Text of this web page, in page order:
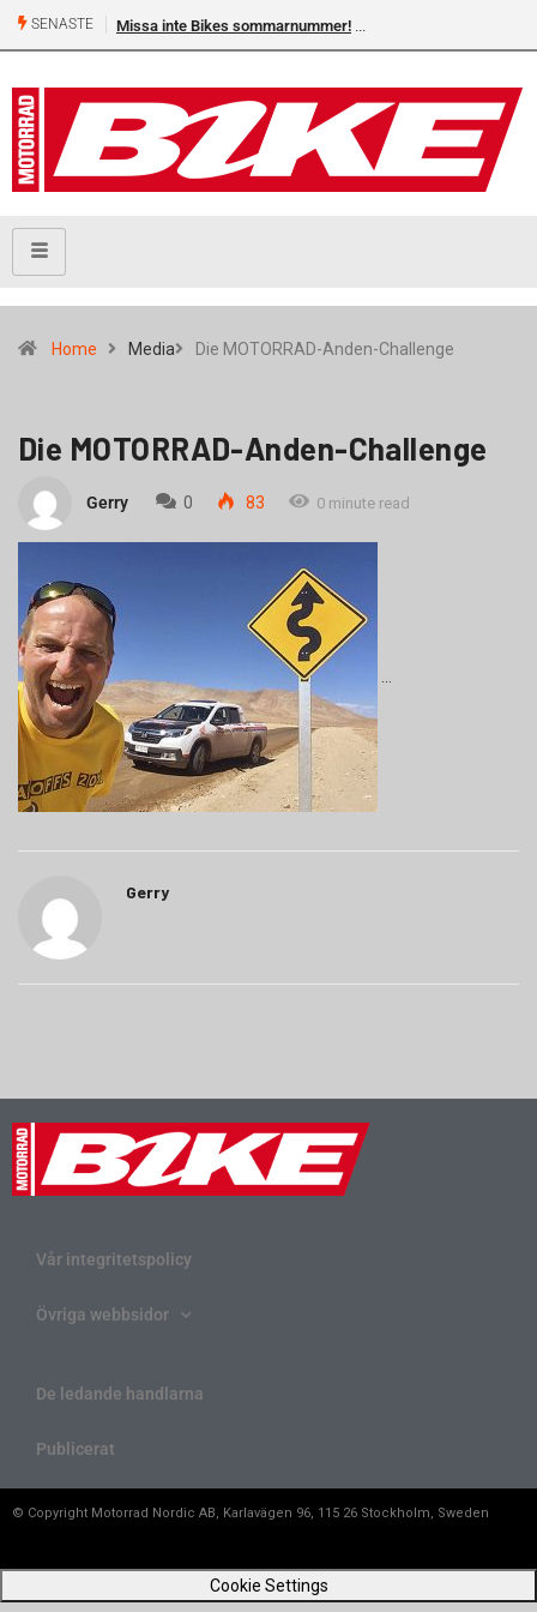
SENASTE Missa inte Bikes sommarnummer!
Home Media Die MOTORRAD-Anden-Challenge
Die MOTORRAD-Anden-Challenge
Gerry 0 83 0 minute read
Gerry
Vår integritetspolicy
Övriga webbsidor
De ledande handlarna
Publicerat
© Copyright Motorrad Nordic AB, Karlavägen 96, 115 26 Stockholm, Sweden
Cookie Settings